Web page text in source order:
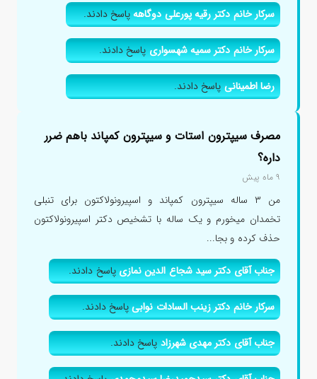
سرکار خانم دکتر رقیه پورعلی دوگاههپاسخ دادند.
سرکار خانم دکتر سمیه شهسواریپاسخ دادند.
رضا اطمینانیپاسخ دادند.
مصرف سیپترون استات و سیپترون کمپاند باهم ضرر
داره؟
۹ ماه پیش
من ۳ ساله سیپترون کمپاند و اسپیرونولاکتون برای تنبلی
تخمدان میخورم و یک ساله با تشخیص دکتر اسپیرونولاکتون
حذف کرده و بجا...
جناب آقای دکتر سید شجاع الدین نمازیپاسخ دادند.
سرکار خانم دکتر زینب السادات نوابیپاسخ دادند.
جناب آقای دکتر مهدی شهرزادپاسخ دادند.